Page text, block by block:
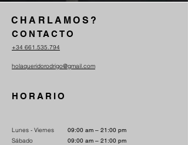
CHARLAMOS?
CONTACTO
+34 661.535.794
holaqueridorodrigo@gmail.com
HORARIO
Lunes - Viernes
09:00 am – 21:00 pm
Sábado
09:00 am – 21:00 pm